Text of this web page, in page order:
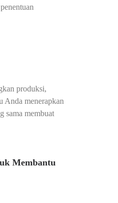
produksi,
Anda menerapkan
sama membuat
Membantu